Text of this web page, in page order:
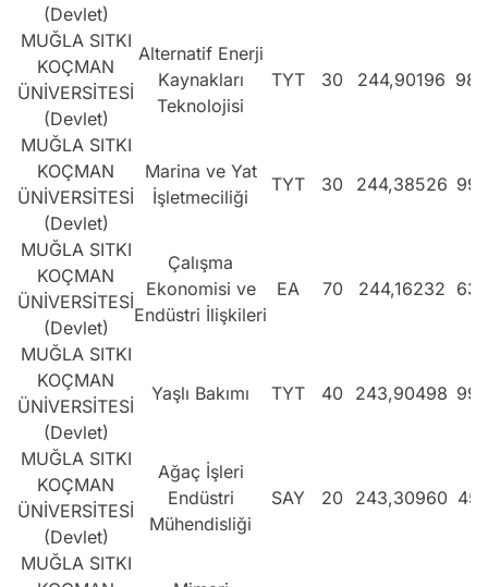
(Devlet)
MUĞLA SITKI
KOÇMAN
ÜNİVERSİTESİ
(Devlet)
Alternatif Enerji
Kaynakları
Teknolojisi
TYT 30 244,90196
MUĞLA SITKI
KOÇMAN
ÜNİVERSİTESİ
(Devlet)
Marina ve Yat
İşletmeciliği
TYT 30 244,38526
MUĞLA SITKI
KOÇMAN
ÜNİVERSİTESİ
(Devlet)
Çalışma
Ekonomisi ve
Endüstri İlişkileri
EA 70 244,16232
MUĞLA SITKI
KOÇMAN
ÜNİVERSİTESİ
(Devlet)
Yaşlı Bakımı TYT 40 243,90498
MUĞLA SITKI
KOÇMAN
ÜNİVERSİTESİ
(Devlet)
Ağaç İşleri
Endüstri
Mühendisliği
SAY 20 243,30960
MUĞLA SITKI